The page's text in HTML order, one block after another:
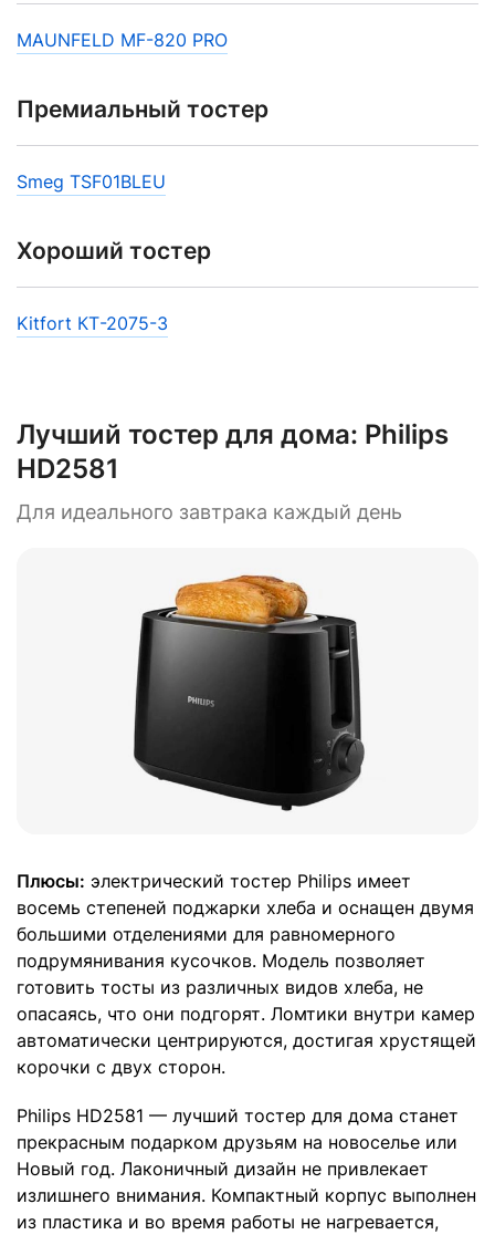
MAUNFELD MF-820 PRO
Премиальный тостер
Smeg TSF01BLEU
Хороший тостер
Kitfort КТ-2075-3
Лучший тостер для дома: Philips
HD2581
Для идеального завтрака каждый день
Плюсы: электрический тостер Philips имеет
восемь степеней поджарки хлеба и оснащен двумя
большими отделениями для равномерного
подрумянивания кусочков. Модель позволяет
готовить тосты из различных видов хлеба, не
опасаясь, что они подгорят. Ломтики внутри камер
автоматически центрируются, достигая хрустящей
корочки с двух сторон.
Philips HD2581 — лучший тостер для дома станет
прекрасным подарком друзьям на новоселье или
Новый год. Лаконичный дизайн не привлекает
излишнего внимания. Компактный корпус выполнен
из пластика и во время работы не нагревается,